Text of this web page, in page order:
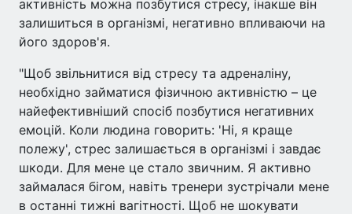
активність можна позбутися стресу, інакше він
залишиться в організмі, негативно впливаючи на
його здоров'я.
"Щоб звільнитися від стресу та адреналіну,
необхідно займатися фізичною активністю – це
найефективніший спосіб позбутися негативних
емоцій. Коли людина говорить: 'Ні, я краще
полежу', стрес залишається в організмі і завдає
шкоди. Для мене це стало звичним. Я активно
займалася бігом, навіть тренери зустрічали мене
в останні тижні вагітності. Щоб не шокувати